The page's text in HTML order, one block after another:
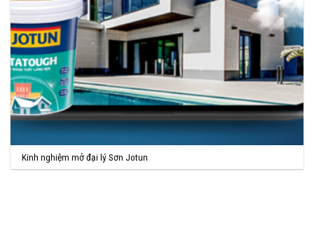
Kinh nghiệm mở đại lý Sơn Jotun